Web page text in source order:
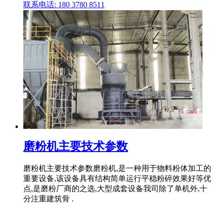
联系电话: 180 3780 8511
磨粉机主要技术参数
磨粉机主要技术参数磨粉机,是一种用于物料粉体加工的
重要设备,该设备具有结构简单运行平稳粉碎效果好等优
点,是磨粉厂商的之选,大型成套设备我司除了单机外,十
分注重建筑骨 .